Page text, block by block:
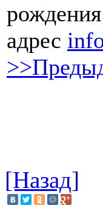
адрес
[Назад]